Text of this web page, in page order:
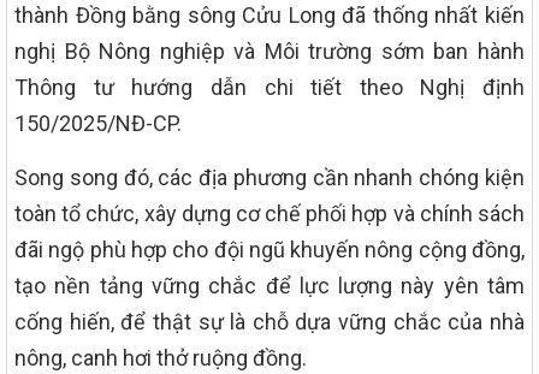
thành Đồng bằng sông Cửu Long đã thống nhất kiến
nghị Bộ Nông nghiệp và Môi trường sớm ban hành
Thông tư hướng dẫn chi tiết theo Nghị định
150/2025/NĐ-CP.
Song song đó, các địa phương cần nhanh chóng kiện
toàn tổ chức, xây dựng cơ chế phối hợp và chính sách
đãi ngộ phù hợp cho đội ngũ khuyến nông cộng đồng,
tạo nền tảng vững chắc để lực lượng này yên tâm
cống hiến, để thật sự là chỗ dựa vững chắc của nhà
nông, canh hơi thở ruộng đồng.